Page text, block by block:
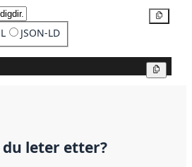
JSON-LD
leter etter?